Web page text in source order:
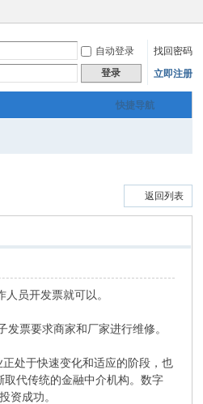
自动登录
找回密码
登录 立即注册
快捷导航
返回列表
员开发票就可以。
票要求商家和厂家进行维修。
于快速变化和适应的阶段，也
代传统的金融中介机构。数字
资成功。